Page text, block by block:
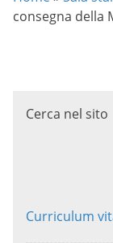
consegna della
Cerca nel sito
Curriculum